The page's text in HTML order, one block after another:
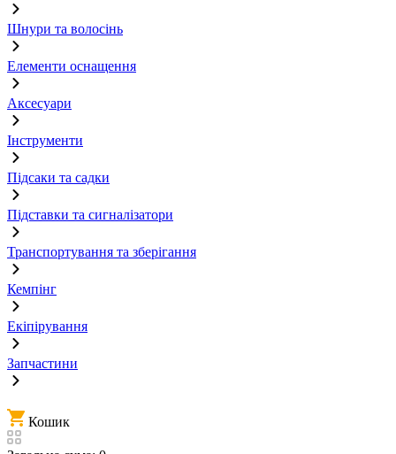
Шнури та волосінь
Елементи оснащення
Аксесуари
Інструменти
Підсаки та садки
Підставки та сигналізатори
Транспортування та зберігання
Кемпінг
Екіпірування
Запчастини
Кошик